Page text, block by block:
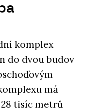
komplex
do dvou budov
má
tisíc metrů